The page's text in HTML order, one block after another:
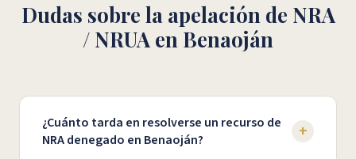
Dudas sobre la apelación de NRA
/ NRUA en Benaoján
¿Cuánto tarda en resolverse un recurso de
NRA denegado en Benaoján?
+